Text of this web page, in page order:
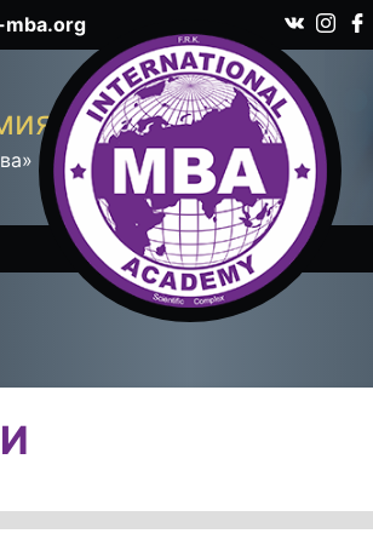
mba.org T S d